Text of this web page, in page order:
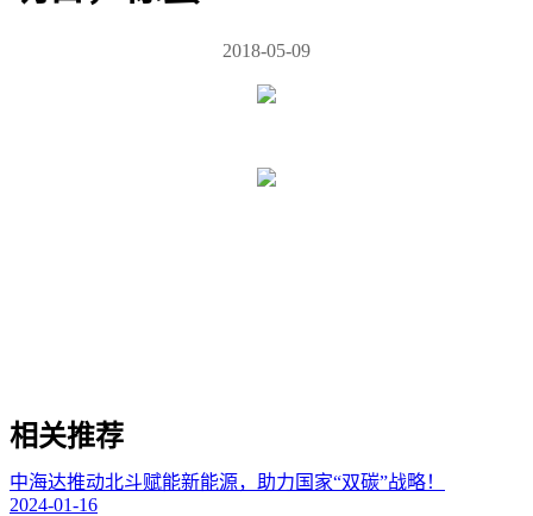
2018-05-09
相关推荐
中海达推动北斗赋能新能源，助力国家“双碳”战略！
2024-01-16